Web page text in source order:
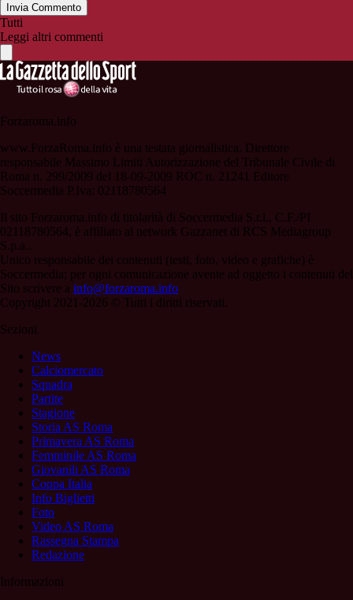
Invia Commento
Tutti
Leggi altri commenti
Forzaroma.info
www.ForzaRoma.info è una testata giornalistica. Direttore
responsabile Massimo Limiti Autorizzazione del Tribunale Civile di
Roma n. 299/2009 del 18-09-2009 ROC n. 21241 Editore
Soccermedia P.Iva: 02118780564
Il sito Forzaroma.info di titolarità di Soccermedia S.r.l., C.F./PI
02118780564, è affiliato al network Gazzanet di RCS Mediagroup
S.p.a..
Unico responsabile dei contenuti (testi, foto, video e grafiche) è
Soccermedia; per ogni comunicazione avente ad oggetto i contenuti del
Sito scrivere a info@forzaroma.info
Copyright 2021-2026 © Tutti i diritti riservati.
Sezioni
News
Calciomercato
Squadra
Partite
Stagione
Storia AS Roma
Primavera AS Roma
Femminile AS Roma
Giovanili AS Roma
Coppa Italia
Info Biglietti
Foto
Video AS Roma
Rassegna Stampa
Redazione
Informazioni